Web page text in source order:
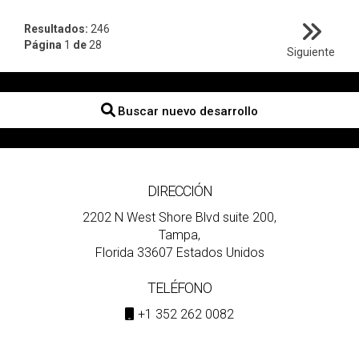
Siguiente
Resultados: 246
Página 1 de 28
Buscar nuevo desarrollo
DIRECCIÓN
2202 N West Shore Blvd suite 200,
Tampa,
Florida 33607 Estados Unidos
TELÉFONO
+1 352 262 0082